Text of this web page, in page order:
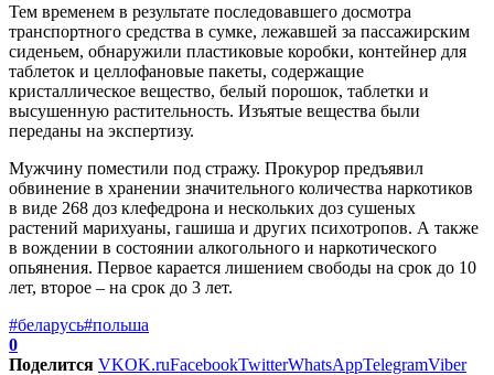
Тем временем в результате последовавшего досмотра
транспортного средства в сумке, лежавшей за пассажирским
сиденьем, обнаружили пластиковые коробки, контейнер для
таблеток и целлофановые пакеты, содержащие
кристаллическое вещество, белый порошок, таблетки и
высушенную растительность. Изъятые вещества были
переданы на экспертизу.
Мужчину поместили под стражу. Прокурор предъявил
обвинение в хранении значительного количества наркотиков
в виде 268 доз клефедрона и нескольких доз сушеных
растений марихуаны, гашиша и других психотропов. А также
в вождении в состоянии алкогольного и наркотического
опьянения. Первое карается лишением свободы на срок до 10
лет, второе – на срок до 3 лет.
#беларусь#польша
0
Поделится VKOK.ruFacebookTwitterWhatsAppTelegramViber